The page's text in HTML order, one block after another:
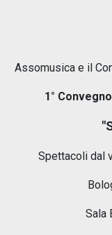
Assomusica e il
1°
Spettacoli dal
Sala